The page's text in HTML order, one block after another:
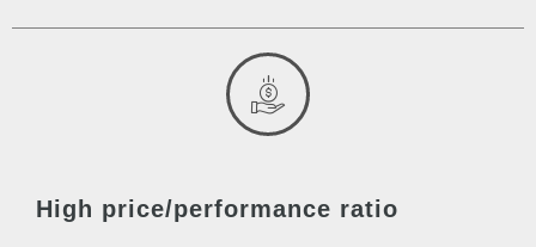
High price/performance ratio